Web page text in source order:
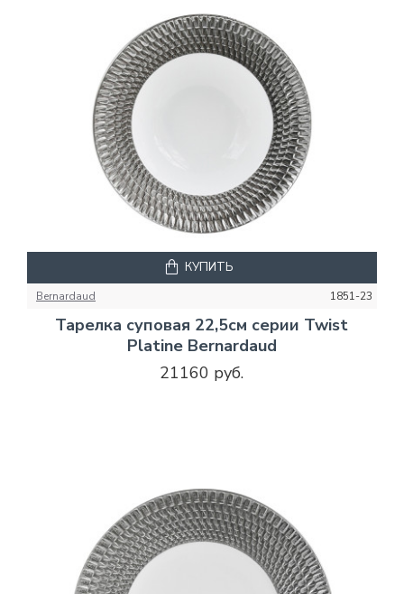
Bernardaud 1851-23
Тарелка суповая 22,5см серии Twist
Platine Bernardaud
21160 руб.
КУПИТЬ